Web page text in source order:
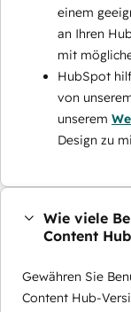
einem
an Ihren
mit
HubSpot
von
unserem
Design zu
Wie viele
Content
Gewähren Sie
Content Hub-